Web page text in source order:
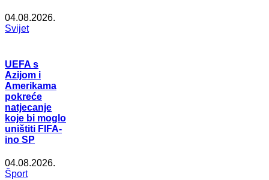
04.08.2026.
Svijet
UEFA s
Azijom i
Amerikama
pokreće
natjecanje
koje bi moglo
uništiti FIFA-
ino SP
04.08.2026.
Šport